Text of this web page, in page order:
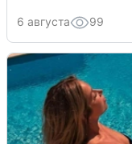
6 августа 99